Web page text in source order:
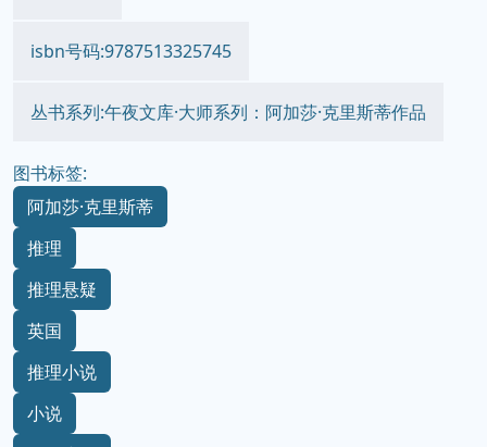
isbn号码:9787513325745
丛书系列:午夜文库·大师系列：阿加莎·克里斯蒂作品
图书标签:
阿加莎·克里斯蒂
推理
推理悬疑
英国
推理小说
小说